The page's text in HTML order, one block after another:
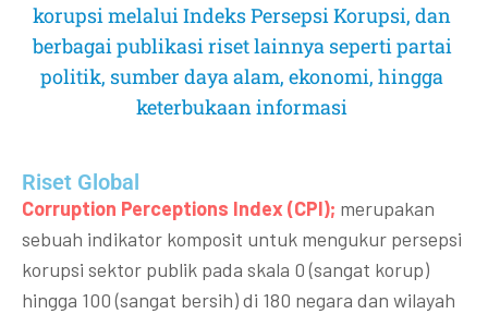
korupsi melalui Indeks Persepsi Korupsi, dan
berbagai publikasi riset lainnya seperti partai
politik, sumber daya alam, ekonomi, hingga
keterbukaan informasi
Riset Global​
Corruption Perceptions Index (CPI); merupakan
sebuah indikator komposit untuk mengukur persepsi
korupsi sektor publik pada skala 0 (sangat korup)
hingga 100 (sangat bersih) di 180 negara dan wilayah